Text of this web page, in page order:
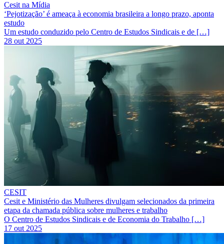
Cesit na Mídia
‘Pejotização’ é ameaça à economia brasileira a longo prazo, aponta
estudo
Um estudo conduzido pelo Centro de Estudos Sindicais e de […]
28 out 2025
CESIT
Cesit e Ministério das Mulheres divulgam selecionados da primeira
etapa da chamada pública sobre mulheres e trabalho
O Centro de Estudos Sindicais e de Economia do Trabalho […]
17 out 2025